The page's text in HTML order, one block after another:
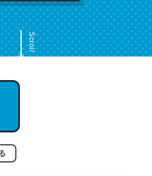
Scroll
クレバーなんだろうなと凄く思
人は原文もお勧め。自分はこの流
い？ by ラーズ・ヌートバー